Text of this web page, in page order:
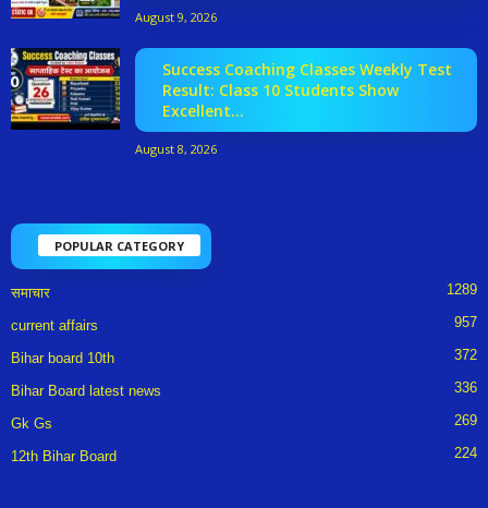
August 9, 2026
Success Coaching Classes Weekly Test
Result: Class 10 Students Show
Excellent...
August 8, 2026
POPULAR CATEGORY
समाचार 1289
current affairs 957
Bihar board 10th 372
Bihar Board latest news 336
Gk Gs 269
12th Bihar Board 224